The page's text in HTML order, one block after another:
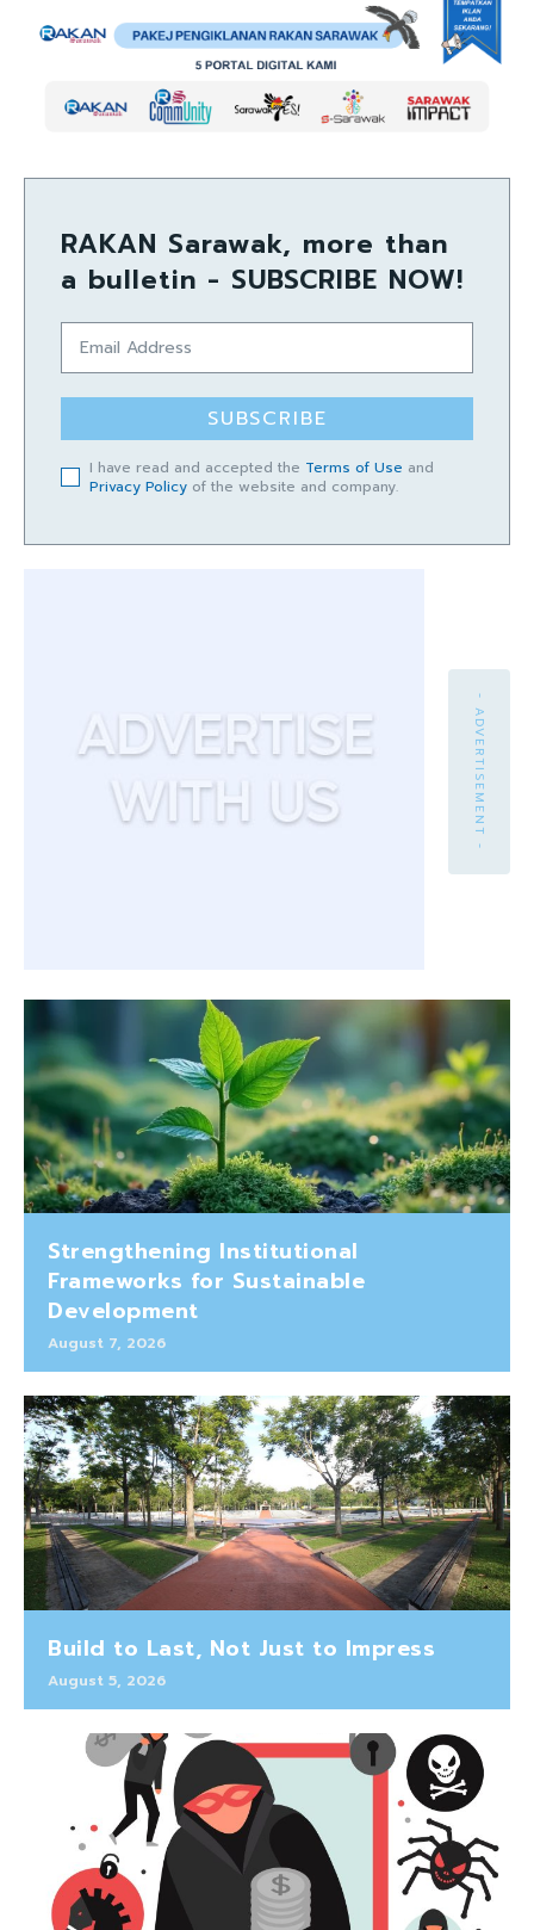
RAKAN Sarawak, more than
a bulletin - SUBSCRIBE NOW!
SUBSCRIBE
I have read and accepted the Terms of Use and
Privacy Policy of the website and company.
- ADVERTISEMENT -
Strengthening Institutional
Frameworks for Sustainable
Development
August 7, 2026
Build to Last, Not Just to Impress
August 5, 2026